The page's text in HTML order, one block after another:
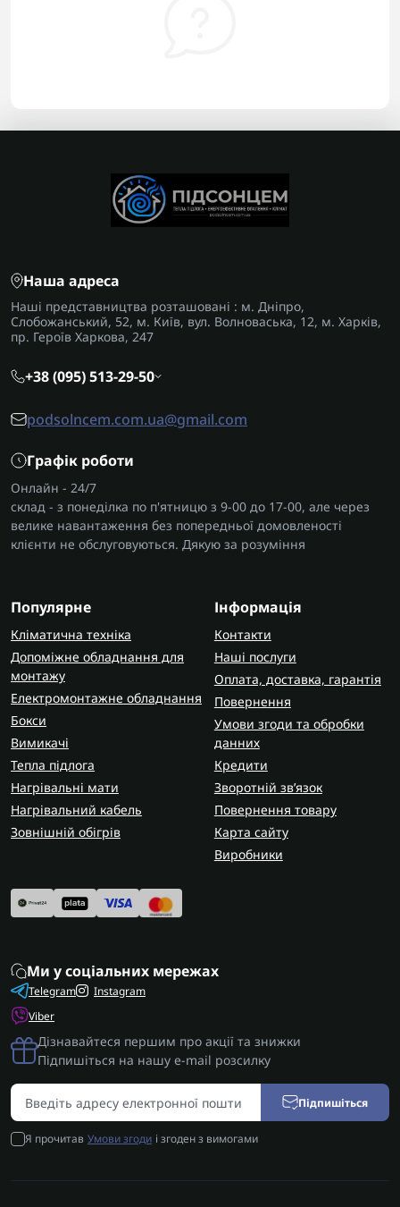
Наша адреса
Наші представництва розташовані : м. Дніпро,
Слобожанський, 52, м. Київ, вул. Волноваська, 12, м. Харків,
пр. Героїв Харкова, 247
+38 (095) 513-29-50
podsolncem.com.ua@gmail.com
Графік роботи
Онлайн - 24/7
склад - з понеділка по п'ятницю з 9-00 до 17-00, але через
велике навантаження без попередньої домовленості
клієнти не обслуговуються. Дякую за розуміння
Популярне
Кліматична техніка
Допоміжне обладнання для
монтажу
Електромонтажне обладнання
Бокси
Вимикачі
Тепла підлога
Нагрівальні мати
Нагрівальний кабель
Зовнішній обігрів
Інформація
Контакти
Наші послуги
Оплата, доставка, гарантія
Повернення
Умови згоди та обробки
данних
Кредити
Зворотній зв’язок
Повернення товару
Карта сайту
Виробники
Ми у соціальних мережах
Telegram
Viber
Instagram
Дізнавайтеся першим про акції та знижки
Підпишіться на нашу e-mail розсилку
Підпишіться
Я прочитав Умови згоди і згоден з вимогами